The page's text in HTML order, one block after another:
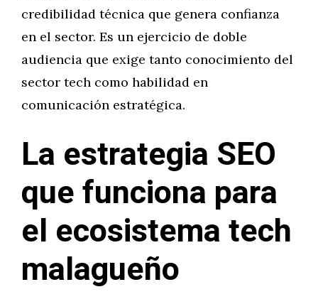
credibilidad técnica que genera confianza
en el sector. Es un ejercicio de doble
audiencia que exige tanto conocimiento del
sector tech como habilidad en
comunicación estratégica.
La estrategia SEO
que funciona para
el ecosistema tech
malagueño